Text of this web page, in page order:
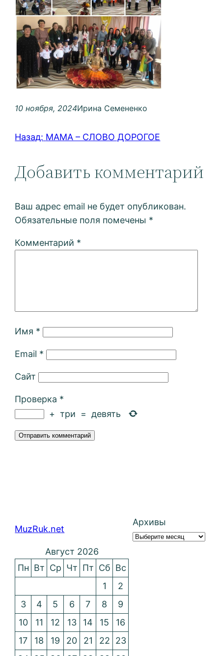
10 ноября, 2024Ирина Семененко
Назад: МАМА – СЛОВО ДОРОГОЕ
Добавить комментарий
Ваш адрес email не будет опубликован.
Обязательные поля помечены *
Комментарий *
Имя *
Email *
Сайт
Проверка *
+ три = девять
MuzRuk.net
Архивы
Август 2026
Пн Вт Ср Чт Пт Сб Вс
1
2
3
4 5 6 7 8
9
10
11 12 13 14 15
16
17
18 19 20 21 22
23